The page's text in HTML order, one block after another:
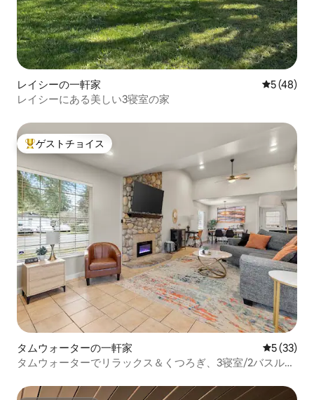
レイシーの一軒家 レビュー
5 (48)
レイシーにある美しい3寝室の家
大好評のゲストチョイスです。
ゲストチョイス
タムウォーターの一軒家 レビュー
5 (33)
タムウォーターでリラックス＆くつろぎ、3寝室/2バスルー